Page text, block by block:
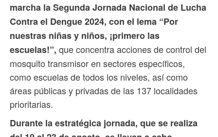
marcha la Segunda Jornada Nacional de Lucha
Contra el Dengue 2024, con el lema “Por
nuestras niñas y niños, ¡primero las
escuelas!”, que concentra acciones de control del
mosquito transmisor en sectores específicos,
como escuelas de todos los niveles, así como
áreas públicas y privadas de las 137 localidades
prioritarias.
Durante la estratégica jornada, que se realiza